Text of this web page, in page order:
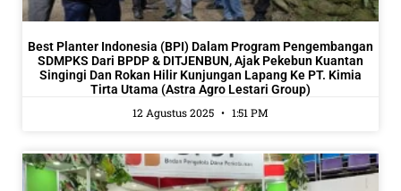
Best Planter Indonesia (BPI) Dalam Program Pengembangan
SDMPKS Dari BPDP & DITJENBUN, Ajak Pekebun Kuantan
Singingi Dan Rokan Hilir Kunjungan Lapang Ke PT. Kimia
Tirta Utama (Astra Agro Lestari Group)
12 Agustus 2025
1:51 PM